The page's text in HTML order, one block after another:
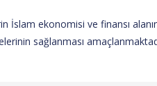
İslam ekonomisi ve finansı
sağlanması